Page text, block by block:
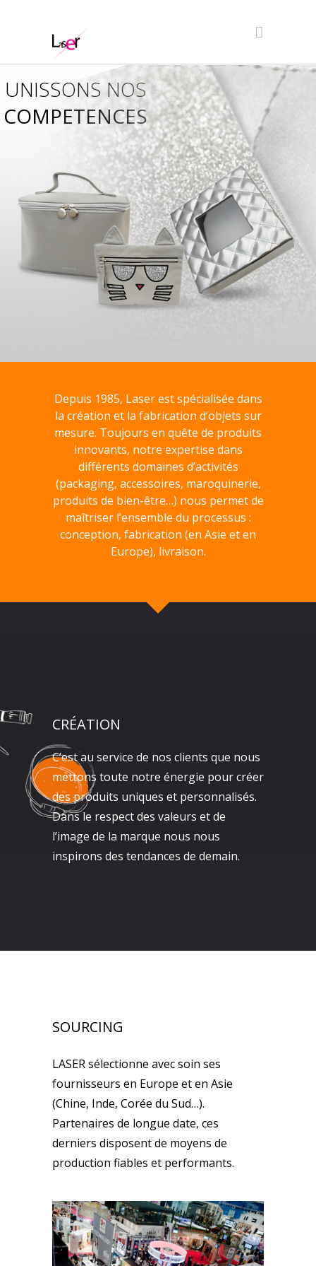
COMPETENCES
UNISSONS NOS
Depuis 1985, Laser est spécialisée dans
la création et la fabrication d’objets sur
mesure. Toujours en quête de produits
innovants, notre expertise dans
différents domaines d’activités
(packaging, accessoires, maroquinerie,
produits de bien-être…) nous permet de
maîtriser l’ensemble du processus :
conception, fabrication (en Asie et en
Europe), livraison.
CRÉATION
C’est au service de nos clients que nous
mettons toute notre énergie pour créer
des produits uniques et personnalisés.
Dans le respect des valeurs et de
l’image de la marque nous nous
inspirons des tendances de demain.
SOURCING
LASER sélectionne avec soin ses
fournisseurs en Europe et en Asie
(Chine, Inde, Corée du Sud…).
Partenaires de longue date, ces
derniers disposent de moyens de
production fiables et performants.